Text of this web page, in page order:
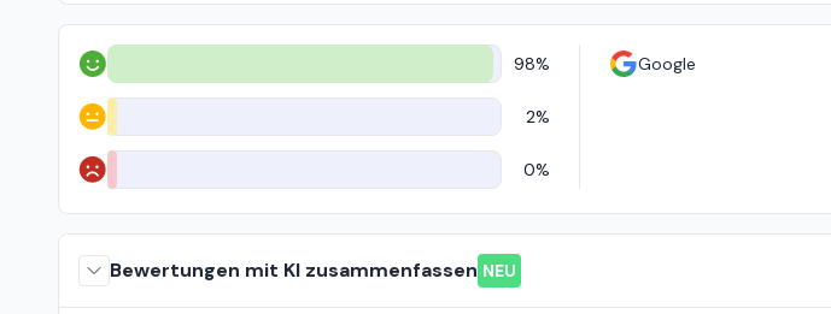
Positiv 98%
Neutral 2%
Negativ 0%
Google
Bewertungen mit KI zusammenfassen NEU